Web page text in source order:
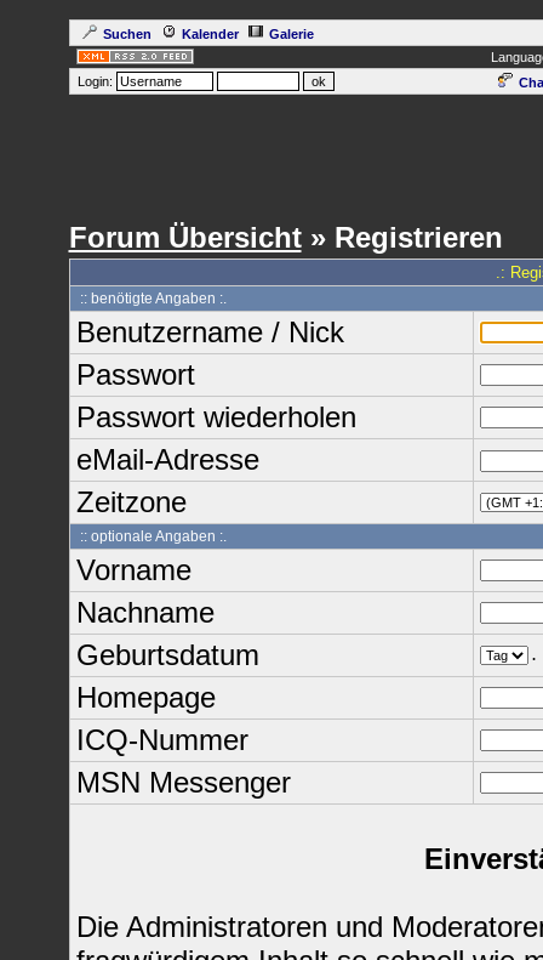
Suchen Kalender
Galerie
Login:
Forum Übersicht» Registrieren
.:
:: benötigte Angaben :.
Benutzername / Nick
Passwort
Passwort wiederholen
eMail-Adresse
Zeitzone
:: optionale Angaben :.
Vorname
Nachname
Geburtsdatum
.
Homepage
ICQ-Nummer
MSN Messenger
Die Administratoren und